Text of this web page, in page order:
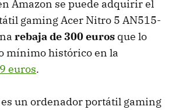
Amazon se puede adquirir el
gaming Acer Nitro 5 AN515-
rebaja de 300 euros que lo
mínimo histórico en la
euros.
un ordenador portátil gaming